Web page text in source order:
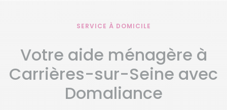
SERVICE À DOMICILE
Votre aide ménagère à
Carrières-sur-Seine avec
Domaliance